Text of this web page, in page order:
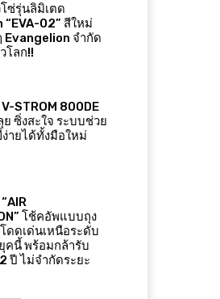
โซ่รุ่นลิมิเตด
“EVA-02” สีใหม่
Evangelion จำกัด
โลก!!
STROM 800DE
ซิ่งสะใจ ระบบช่วย
ง่ายได้ทั้งมือใหม่
โช้คอัพแบบถุง
ดดเด่นเหนือระดับ
คนี้ พร้อมกล้ารับ
ปี ไม่จำกัดระยะ